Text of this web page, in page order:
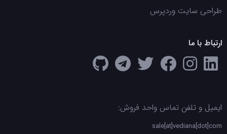
طراحی سایت وردپرس
ارتباط با ما
ایمیل و تلفن تماس واحد فروش:
sale[at]vediana[dot]com